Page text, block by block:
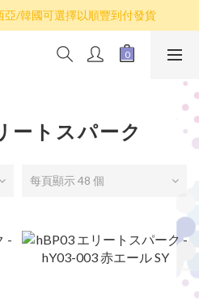
產品買滿$800包順豐(香港境內)
/韓國可選擇以順豐到付發貨
產品買滿$800包順豐(香港境內)
ートスパーク
每頁顯示 48 個